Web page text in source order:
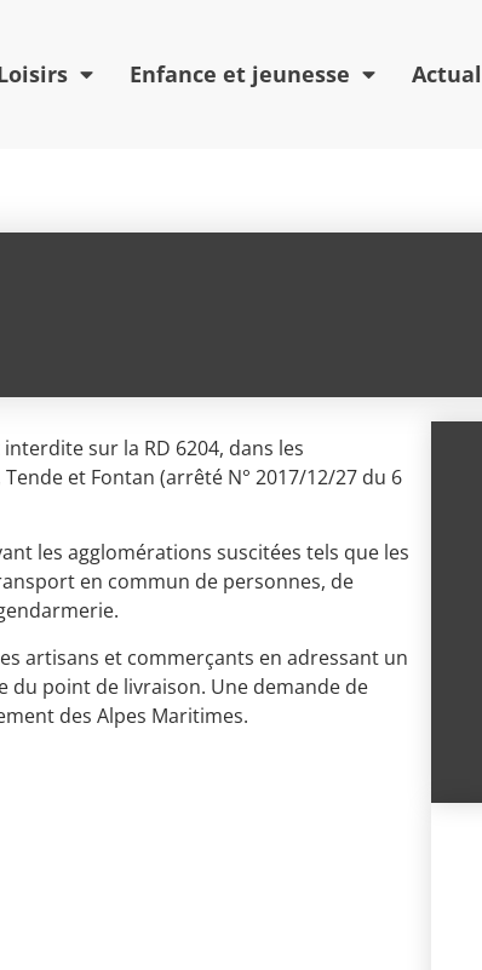
Enfance et jeunesse
sur la RD 6204, dans les
et Fontan (arrêté N° 2017/12/27 du 6
les agglomérations suscitées tels que les
en commun de personnes, de
artisans et commerçants en adressant un
point de livraison. Une demande de
des Alpes Maritimes.